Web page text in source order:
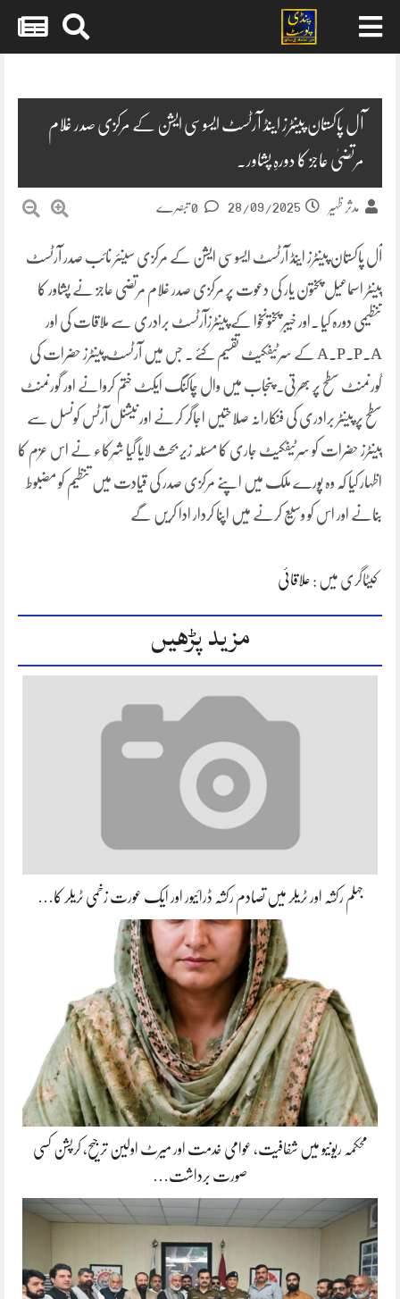
آل پاکستان پینٹرز اینڈ آرٹسٹ ایسوسی ایشن کے مرکزی صدر غلام
مرتضیٰ عاجز کا دورہِ پشاور۔
مدثر ظہیر 28/09/2025
آل پاکستان پینٹرز اینڈ آرٹسٹ ایسوسی ایشن کے مرکزی سینئر نائب صدر آرٹسٹ
پینٹر اسماعیل پختون یار کی دعوت پر مرکزی صدر غلام مرتضی عاجز نے پشاور کا
تنظیمی دورہ کیا ۔اور خیبر پختونخوا کے پینٹرزآرٹسٹ برادری سے ملاقات کی اور
A.P.P.A کے سرٹیفکیٹ تقسیم کئے ۔ جس میں آرٹسٹ پینٹرز حضرات کی
گورنمنٹ سطح پر بھرتی۔ پنجاب میں وال چاکنگ ایکٹ ختم کروانے اور گورنمنٹ
سطح پر پینٹر برادری کی فنکارانہ صلاحتیں اجاگر کرنے اور نیشنل آرٹس کونسل سے
پینٹرز حضرات کو سرٹیفکیٹ جاری کا مسئلہ زیر بحث لایا گیا شرکاء نے اس عزم کا
اظہار کیا کہ وہ پورے ملک میں اپنے مرکزی صدر کی قیادت میں تنظیم کو مضبوط
بنانے اور اس کو وسیع کرنے میں اپنا کردار ادا کریں گے
کیٹاگری میں : علاقائی
مزید پڑھیں
جہلم رکشہ اور ٹریلر میں تصادم رکشہ ڈرائیور اور ایک عورت زخمی ٹریلر کا…
محکمہ ریونیو میں شفافیت، عوامی خدمت اور میرٹ اولین ترجیح، کرپشن کسی
صورت برداشت…